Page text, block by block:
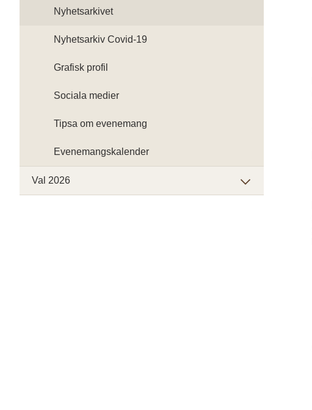
Nyhetsarkivet
Nyhetsarkiv Covid-19
Grafisk profil
Sociala medier
Tipsa om evenemang
Evenemangskalender
Val 2026